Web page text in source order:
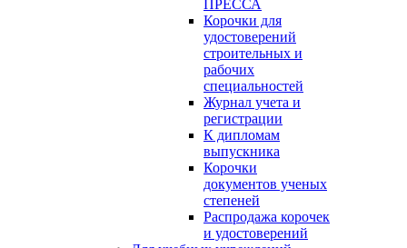
ПРЕССА
Корочки для
удостоверений
строительных и
рабочих
специальностей
Журнал учета и
регистрации
К дипломам
выпускника
Корочки
документов ученых
степеней
Распродажа корочек
и удостоверений